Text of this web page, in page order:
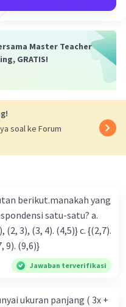
2= -1 berarti A' (4,-1)
Balas
Master Teacher
GRATIS!
soal ke Forum
berikut.manakah yang
(7, 9). (9,6)}
Jawaban terverifikasi
ukuran panjang ( 3x +